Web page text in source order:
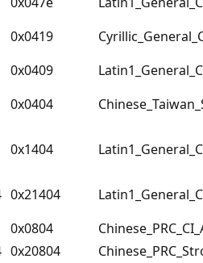
0x0419
0x0409
0x0404
0x1404
0x21404
0x0804
0x20804